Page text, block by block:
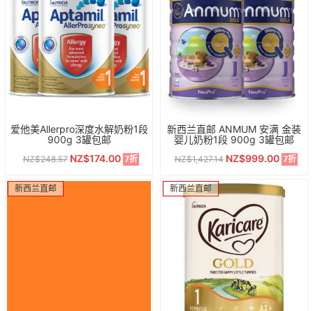
爱他美Allerpro深度水解奶粉1段
900g 3罐包邮
NZ$248.57NZ$174.00 7折
新西兰直邮 ANMUM 安满 金装
婴儿奶粉1段 900g 3罐包邮
NZ$1,427.14NZ$999.00 7折
新西兰直邮 新西兰直邮